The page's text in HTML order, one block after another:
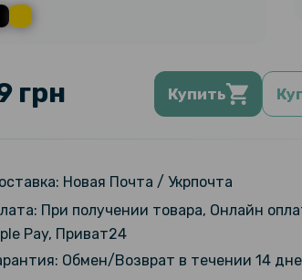
грн Купить
Новая Почта / Укрпочта
При получении товара, Онлайн
Pay, Приват24
Обмен/Возврат в течении 14